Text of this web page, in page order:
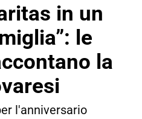
in un
le
la
l'anniversario